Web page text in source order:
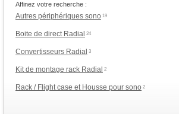
Affinez votre recherche :
Autres périphériques sono 19
Boite de direct Radial 24
Convertisseurs Radial 3
Kit de montage rack Radial 2
Rack / Flight case et Housse pour sono 2